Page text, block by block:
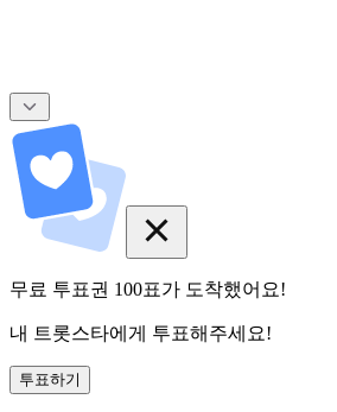
무료 투표권 100표가 도착했어요!
내 트롯스타에게 투표해주세요!
투표하기